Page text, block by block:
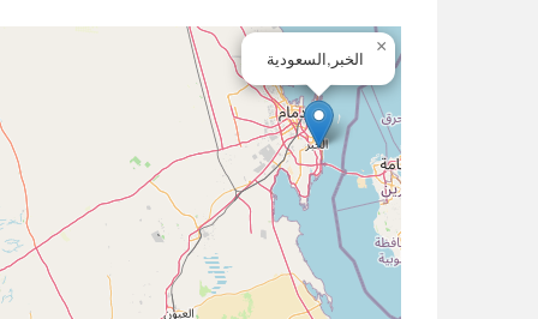
الخبر,السعودية
×